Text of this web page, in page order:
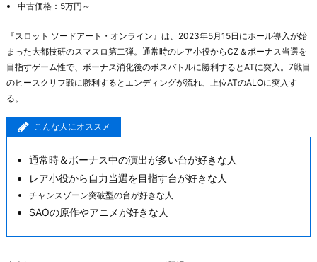
中古価格：5万円～
『スロット ソードアート・オンライン』は、2023年5月15日にホール導入が始
まった大都技研のスマスロ第二弾。通常時のレア小役からCZ＆ボーナス当選を
目指すゲーム性で、ボーナス消化後のボスバトルに勝利するとATに突入。7戦目
のヒースクリフ戦に勝利するとエンディングが流れ、上位ATのALOに突入す
る。
こんな人にオススメ
通常時＆ボーナス中の演出が多い台が好きな人
レア小役から自力当選を目指す台が好きな人
チャンスゾーン突破型の台が好きな人
SAOの原作やアニメが好きな人